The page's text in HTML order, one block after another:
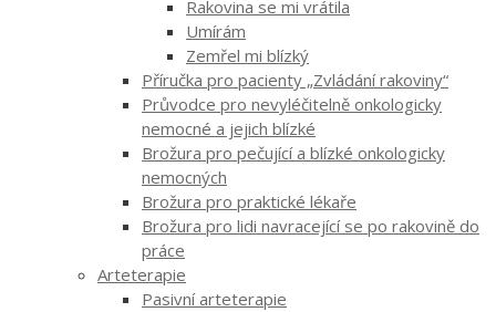
Rakovina se mi vrátila
Umírám
Zemřel mi blízký
Příručka pro pacienty „Zvládání rakoviny“
Průvodce pro nevyléčitelně onkologicky
nemocné a jejich blízké
Brožura pro pečující a blízké onkologicky
nemocných
Brožura pro praktické lékaře
Brožura pro lidi navracející se po rakovině do
práce
Arteterapie
Pasivní arteterapie